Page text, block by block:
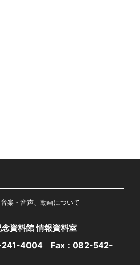
楽・音声、動画について
資料館 情報資料室
4004 Fax：082-542-